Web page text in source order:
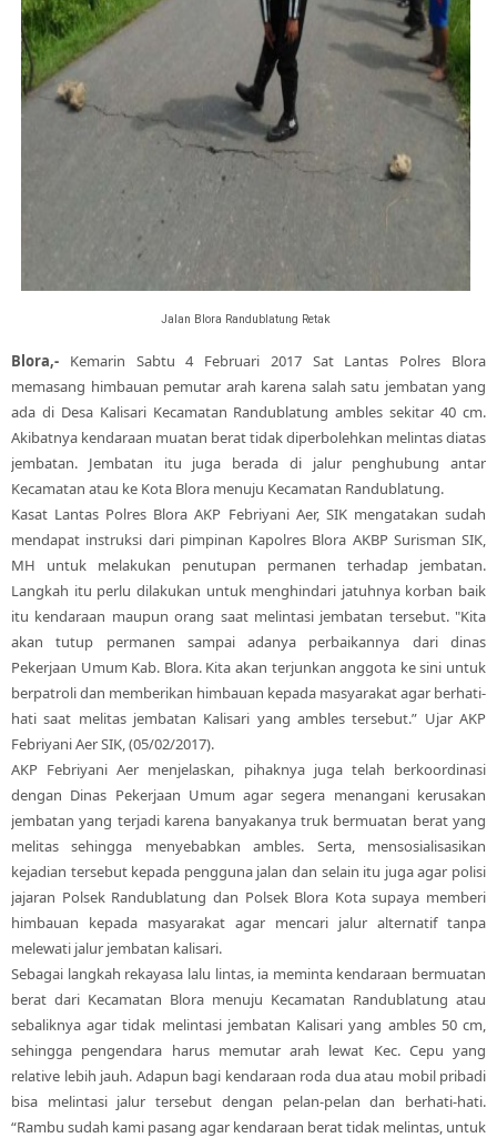
Jalan Blora Randublatung Retak
Blora,- Kemarin Sabtu 4 Februari 2017 Sat Lantas Polres Blora
memasang himbauan pemutar arah karena salah satu jembatan yang
ada di Desa Kalisari Kecamatan Randublatung ambles sekitar 40 cm.
Akibatnya kendaraan muatan berat tidak diperbolehkan melintas diatas
jembatan. Jembatan itu juga berada di jalur penghubung antar
Kecamatan atau ke Kota Blora menuju Kecamatan Randublatung.
Kasat Lantas Polres Blora AKP Febriyani Aer, SIK mengatakan sudah
mendapat instruksi dari pimpinan Kapolres Blora AKBP Surisman SIK,
MH untuk melakukan penutupan permanen terhadap jembatan.
Langkah itu perlu dilakukan untuk menghindari jatuhnya korban baik
itu kendaraan maupun orang saat melintasi jembatan tersebut. "Kita
akan tutup permanen sampai adanya perbaikannya dari dinas
Pekerjaan Umum Kab. Blora. Kita akan terjunkan anggota ke sini untuk
berpatroli dan memberikan himbauan kepada masyarakat agar berhati-
hati saat melitas jembatan Kalisari yang ambles tersebut.” Ujar AKP
Febriyani Aer SIK, (05/02/2017).
AKP Febriyani Aer menjelaskan, pihaknya juga telah berkoordinasi
dengan Dinas Pekerjaan Umum agar segera menangani kerusakan
jembatan yang terjadi karena banyakanya truk bermuatan berat yang
melitas sehingga menyebabkan ambles. Serta, mensosialisasikan
kejadian tersebut kepada pengguna jalan dan selain itu juga agar polisi
jajaran Polsek Randublatung dan Polsek Blora Kota supaya memberi
himbauan kepada masyarakat agar mencari jalur alternatif tanpa
melewati jalur jembatan kalisari.
Sebagai langkah rekayasa lalu lintas, ia meminta kendaraan bermuatan
berat dari Kecamatan Blora menuju Kecamatan Randublatung atau
sebaliknya agar tidak melintasi jembatan Kalisari yang ambles 50 cm,
sehingga pengendara harus memutar arah lewat Kec. Cepu yang
relative lebih jauh. Adapun bagi kendaraan roda dua atau mobil pribadi
bisa melintasi jalur tersebut dengan pelan-pelan dan berhati-hati.
“Rambu sudah kami pasang agar kendaraan berat tidak melintas, untuk